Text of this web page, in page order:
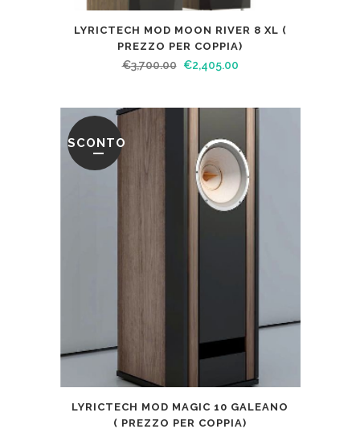
LYRICTECH MOD MOON RIVER 8 XL (
PREZZO PER COPPIA)
€3,700.00 €2,405.00
SCONTO
LYRICTECH MOD MAGIC 10 GALEANO
( PREZZO PER COPPIA)